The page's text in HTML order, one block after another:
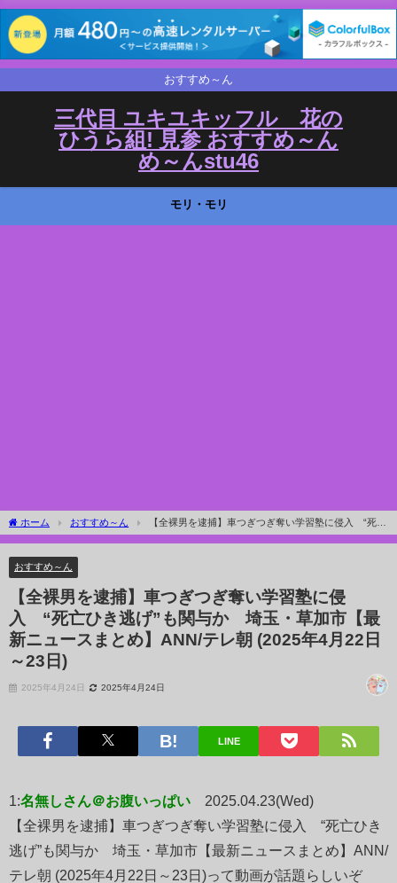
おすすめ～ん
三代目 ユキユキッフル 花の
ひうら組! 見参 おすすめ～ん
め～んstu46
モリ・モリ
ホーム おすすめ～ん
【全裸男を逮捕】車つぎつぎ奪い学習塾に侵入 “死亡
ひき逃げ”も関与か 埼玉・草加市【最新ニュースまとめ】ANN/テレ朝 (2025年4月22
おすすめ～ん
【全裸男を逮捕】車つぎつぎ奪い学習塾に侵
入 “死亡ひき逃げ”も関与か 埼玉・草加市【最
新ニュースまとめ】ANN/テレ朝 (2025年4月22日
～23日)
2025年4月24日 2025年4月24日
LINE
1:名無しさん＠お腹いっぱい
2025.04.23(Wed)
【全裸男を逮捕】車つぎつぎ奪い学習塾に侵入 “死亡ひき
逃げ”も関与か 埼玉・草加市【最新ニュースまとめ】ANN/
テレ朝 (2025年4月22日～23日)って動画が話題らしいぞ